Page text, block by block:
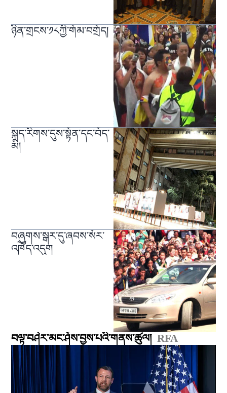
ཉིན་གྲངས་༡༨ཀྱི་གོམ་བགྲོད།
སྐད་རིགས་དུས་སྟོན་དང་བོད་
མི།
བཞུགས་སྒར་དུ་ཞབས་སོར་
འཁོད་འདུག
བལྟ་བཤེར་མང་ཤོས་བྱས་པའི་གནས་ཚུལ། RFA